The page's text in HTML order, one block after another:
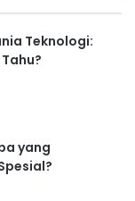
Teknologi:
yang